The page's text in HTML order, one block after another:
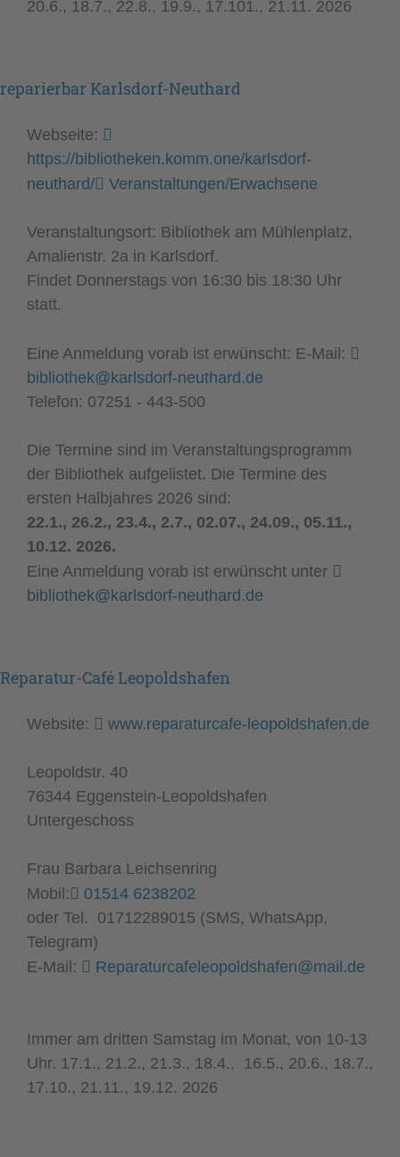
20.6., 18.7., 22.8., 19.9., 17.101., 21.11. 2026
reparierbar Karlsdorf-Neuthard
Webseite:
https://bibliotheken.komm.one/karlsdorf-
neuthard/
Veranstaltungen/Erwachsene
Veranstaltungsort: Bibliothek am Mühlenplatz,
Amalienstr. 2a in Karlsdorf.
Findet Donnerstags von 16:30 bis 18:30 Uhr
statt.
Eine Anmeldung vorab ist erwünscht: E-Mail:
bibliothek@karlsdorf-neuthard.de
Telefon: 07251 - 443-500
Die Termine sind im Veranstaltungsprogramm
der Bibliothek aufgelistet. Die Termine des
ersten Halbjahres 2026 sind:
22.1., 26.2., 23.4., 2.7., 02.07., 24.09., 05.11.,
10.12. 2026.
Eine Anmeldung vorab ist erwünscht unter
bibliothek@karlsdorf-neuthard.de
Reparatur-Café Leopoldshafen
Website: www.reparaturcafe-leopoldshafen.de
Leopoldstr. 40
76344 Eggenstein-Leopoldshafen
Untergeschoss
Frau Barbara Leichsenring
Mobil:
01514 6238202
oder Tel. 01712289015 (SMS, WhatsApp,
Telegram)
E-Mail:
Reparaturcafeleopoldshafen@mail.de
Immer am dritten Samstag im Monat, von 10-13
Uhr. 17.1., 21.2., 21.3., 18.4., 16.5., 20.6., 18.7.,
17.10., 21.11., 19.12. 2026